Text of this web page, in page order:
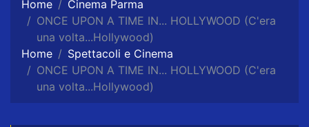
Home
Cinema Parma
ONCE UPON A TIME IN... HOLLYWOOD (C'era
una volta...Hollywood)
Home
Spettacoli e Cinema
ONCE UPON A TIME IN... HOLLYWOOD (C'era
una volta...Hollywood)